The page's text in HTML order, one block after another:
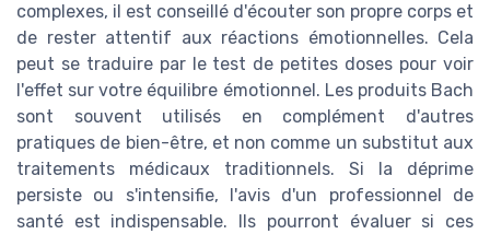
complexes, il est conseillé d'écouter son propre corps et
de rester attentif aux réactions émotionnelles. Cela
peut se traduire par le test de petites doses pour voir
l'effet sur votre équilibre émotionnel. Les produits Bach
sont souvent utilisés en complément d'autres
pratiques de bien-être, et non comme un substitut aux
traitements médicaux traditionnels. Si la déprime
persiste ou s'intensifie, l'avis d'un professionnel de
santé est indispensable. Ils pourront évaluer si ces